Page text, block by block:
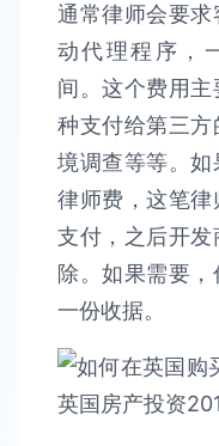
通常律师会要
动代理程序，
间。这个费用
种支付给第三
境调查等等。
律师费，这笔
支付，之后开
除。如果需要
一份收据。